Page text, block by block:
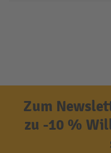
Zum
zu -10 %